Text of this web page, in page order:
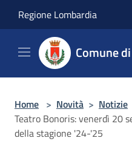
Regione Lombardia
Comune
Home > Novità > Notizie
Teatro Bonoris: venerdì 20
della stagione '24-'25